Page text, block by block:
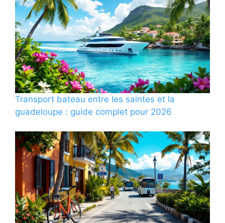
Transport bateau entre les saintes et la
guadeloupe : guide complet pour 2026